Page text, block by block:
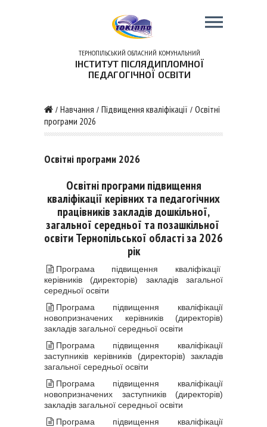
ТЕРНОПІЛЬСЬКИЙ ОБЛАСНИЙ КОМУНАЛЬНИЙ
ІНСТИТУТ ПІСЛЯДИПЛОМНОЇ
ПЕДАГОГІЧНОЇ ОСВІТИ
/ Навчання / Підвищення кваліфікації / Освітні
програми 2026
Освітні програми 2026
Освітні програмипідвищення
кваліфікації керівних та педагогічних
працівників закладів дошкільної,
загальної середньої та позашкільної
освітиТернопільської області за 2026
рік
Програма підвищення кваліфікації
керівників (директорів) закладів загальної
середньої освіти
Програма підвищення кваліфікації
новопризначених керівників (директорів)
закладів загальної середньої освіти
Програма підвищення кваліфікації
заступників керівників (директорів) закладів
загальної середньої освіти
Програма підвищення кваліфікації
новопризначених заступників (директорів)
закладів загальної середньої освіти
Програма підвищення кваліфікації